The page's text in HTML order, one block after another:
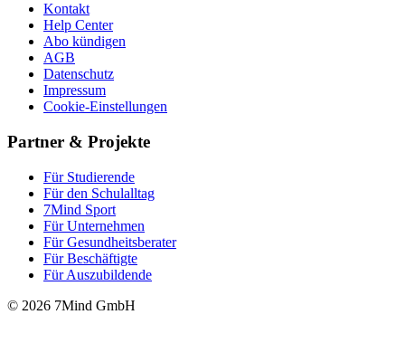
Kontakt
Help Center
Abo kündigen
AGB
Datenschutz
Impressum
Cookie-Einstellungen
Partner & Projekte
Für Stu­die­rende
Für den Schulalltag
7Mind Sport
Für Unter­neh­men
Für Gesund­heits­be­ra­ter
Für Beschäftigte
Für Auszubildende
© 2026 7Mind GmbH